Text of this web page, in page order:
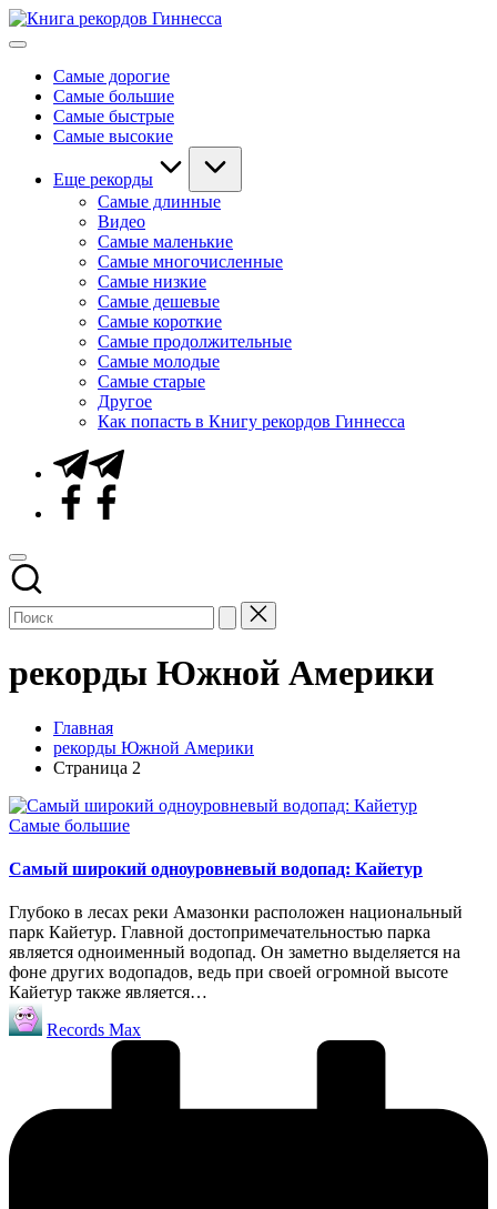
Перейти
к
Мировые
ГиннессаСамые дорогие
Самые большие
Самые быстрые
Самые высокие
Еще рекорды
Самые длинные
Видео
Самые маленькие
Самые многочисленные
Самые низкие
Самые дешевые
Самые короткие
Самые продолжительные
Самые молодые
Самые старые
Другое
Как попасть в Книгу рекордов Гиннесса
Telegram
Facebook
рекорды Южной Америки
Главная
рекорды Южной Америки
Страница 2
Опубликовано
Самые большие
Самый широкий одноуровневый водопад: Кайетур
Глубоко в лесах реки Амазонки расположен национальный
парк Кайетур. Главной достопримечательностью парка
является одноименный водопад. Он заметно выделяется на
фоне других водопадов, ведь при своей огромной высоте
Кайетур также является…
Запись
от
Records Max